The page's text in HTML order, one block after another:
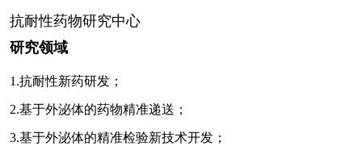
抗耐性药物研究中心
研究领域
1.抗耐性新药研发；
2.基于外泌体的药物精准递送；
3.基于外泌体的精准检验新技术开发；